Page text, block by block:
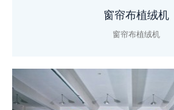
窗帘布植绒机
窗帘布植绒机